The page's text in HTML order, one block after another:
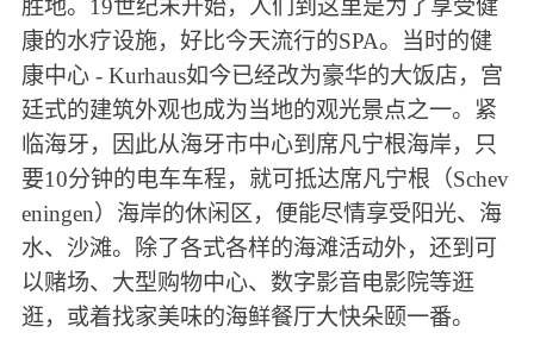
胜地。19世纪末开始，人们到这里是为了享受健
康的水疗设施，好比今天流行的SPA。当时的健
康中心 - Kurhaus如今已经改为豪华的大饭店，宫
廷式的建筑外观也成为当地的观光景点之一。紧
临海牙，因此从海牙市中心到席凡宁根海岸，只
要10分钟的电车车程，就可抵达席凡宁根（Schev
eningen）海岸的休闲区，便能尽情享受阳光、海
水、沙滩。除了各式各样的海滩活动外，还到可
以赌场、大型购物中心、数字影音电影院等逛
逛，或着找家美味的海鲜餐厅大快朵颐一番。